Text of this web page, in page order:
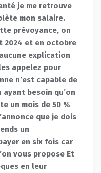
je me retrouve
mon salaire.
prévoyance, on
2024 et en octobre
explication
appelez pour
n’est capable de
besoin qu’on
un mois de 50 %
que je dois
un
en six fois car
vous propose Et
en leur